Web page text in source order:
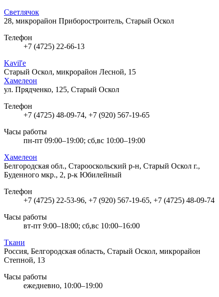
Светлячок
28, микрорайон Приборостроитель, Старый Оскол
Телефон
+7 (4725) 22-66-13
Kavil'e
Старый Оскол, микрорайон Лесной, 15
Хамелеон
ул. Прядченко, 125, Старый Оскол
Телефон
+7 (4725) 48-09-74, +7 (920) 567-19-65
Часы работы
пн-пт 09:00–19:00; сб,вс 10:00–19:00
Хамелеон
Белгородская обл., Старооскольский р-н, Старый Оскол г.,
Буденного мкр., 2, р-к Юбилейный
Телефон
+7 (4725) 22-53-96, +7 (920) 567-19-65, +7 (4725) 48-09-74
Часы работы
вт-пт 9:00–18:00; сб,вс 10:00–16:00
Ткани
Россия, Белгородская область, Старый Оскол, микрорайон
Степной, 13
Часы работы
ежедневно, 10:00–19:00